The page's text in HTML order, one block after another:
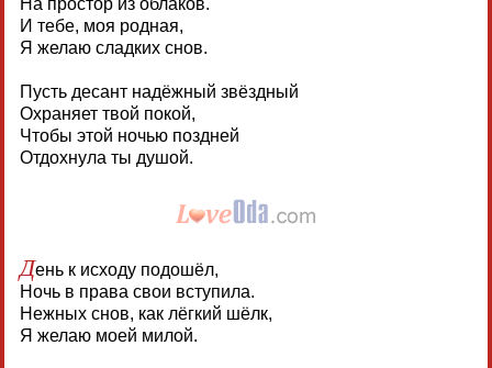
И тебе, моя родная,
Я желаю сладких снов.
Пусть десант надёжный звёздный
Охраняет твой покой,
Чтобы этой ночью поздней
Отдохнула ты душой.
День к исходу подошёл,
Ночь в права свои вступила.
Нежных снов, как лёгкий шёлк,
Я желаю моей милой.